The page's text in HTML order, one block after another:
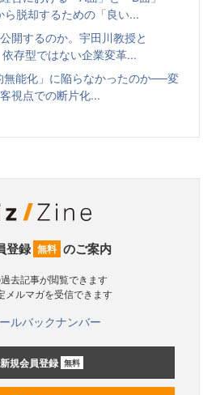
脱却するための「良い...
開するのか。宇田川教授と
存型ではない企業変革...
無能化」に陥らなかったのか──変
視点での断片化...
登録 無料 のご案内
過去記事が閲覧できます
メルマガを受信できます
ルバックナンバー
新規会員登録 無料